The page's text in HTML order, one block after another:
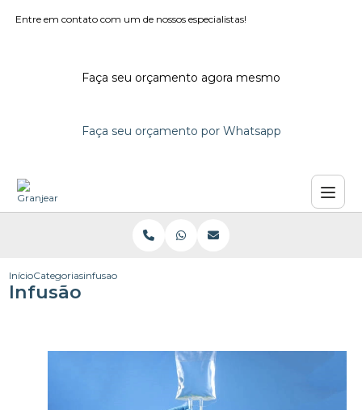
Entre em contato com um de nossos especialistas!
Faça seu orçamento agora mesmo
Faça seu orçamento por Whatsapp
InícioCategoriasinfusao
Infusão